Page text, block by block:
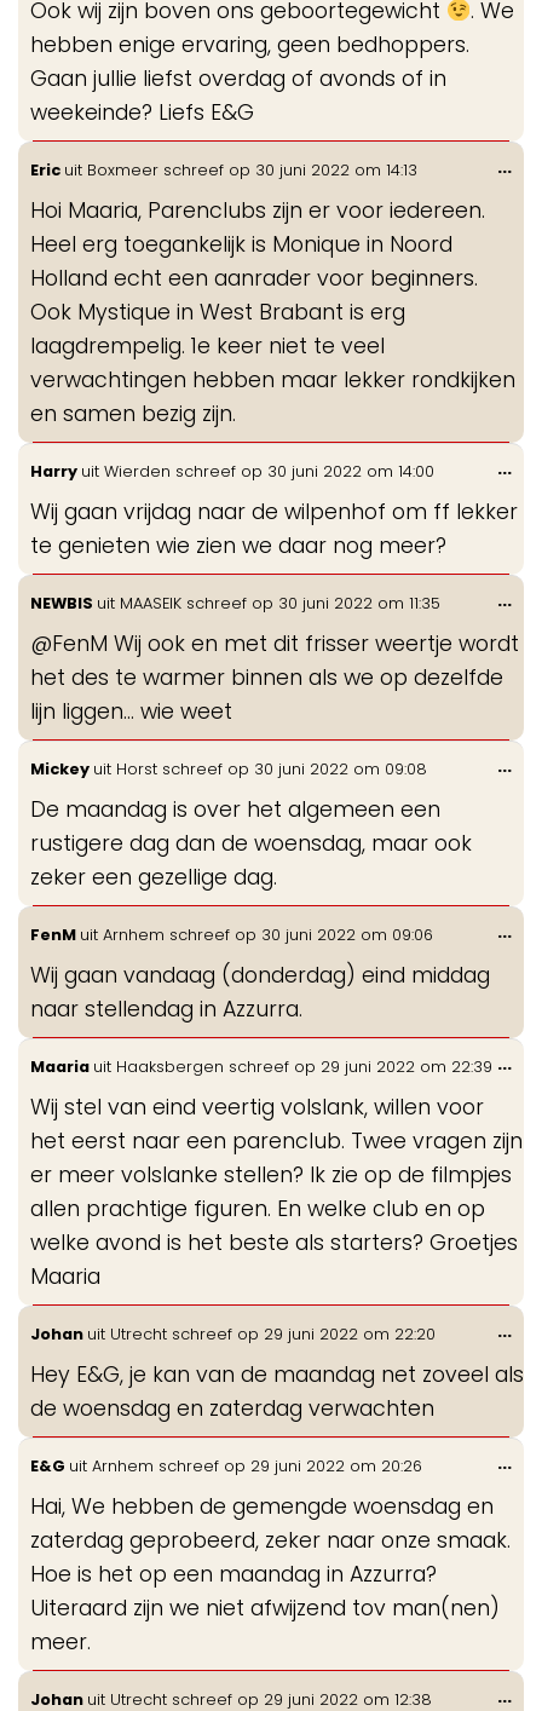
Ook wij zijn boven ons geboortegewicht
. We
hebben enige ervaring, geen bedhoppers.
Gaan jullie liefst overdag of avonds of in
weekeinde? Liefs E&G
Eric uit Boxmeer schreef op 30 juni 2022 om 14:13
Hoi Maaria, Parenclubs zijn er voor iedereen.
Heel erg toegankelijk is Monique in Noord
Holland echt een aanrader voor beginners.
Ook Mystique in West Brabant is erg
laagdrempelig. 1e keer niet te veel
verwachtingen hebben maar lekker rondkijken
en samen bezig zijn.
...
Harry uit Wierden schreef op 30 juni 2022 om 14:00
Wij gaan vrijdag naar de wilpenhof om ff lekker
te genieten wie zien we daar nog meer?
...
NEWBIS uit MAASEIK schreef op 30 juni 2022 om 11:35
@FenM Wij ook en met dit frisser weertje wordt
het des te warmer binnen als we op dezelfde
lijn liggen... wie weet
...
Mickey uit Horst schreef op 30 juni 2022 om 09:08
De maandag is over het algemeen een
rustigere dag dan de woensdag, maar ook
zeker een gezellige dag.
...
FenM uit Arnhem schreef op 30 juni 2022 om 09:06
Wij gaan vandaag (donderdag) eind middag
naar stellendag in Azzurra.
...
Maaria uit Haaksbergen schreef op 29 juni 2022 om 22:39
Wij stel van eind veertig volslank, willen voor
het eerst naar een parenclub. Twee vragen zijn
er meer volslanke stellen? Ik zie op de filmpjes
allen prachtige figuren. En welke club en op
welke avond is het beste als starters? Groetjes
Maaria
...
Johan uit Utrecht schreef op 29 juni 2022 om 22:20
Hey E&G, je kan van de maandag net zoveel als
de woensdag en zaterdag verwachten
...
E&G uit Arnhem schreef op 29 juni 2022 om 20:26
Hai, We hebben de gemengde woensdag en
zaterdag geprobeerd, zeker naar onze smaak.
Hoe is het op een maandag in Azzurra?
Uiteraard zijn we niet afwijzend tov man(nen)
meer.
...
Johan uit Utrecht schreef op 29 juni 2022 om 12:38 ...